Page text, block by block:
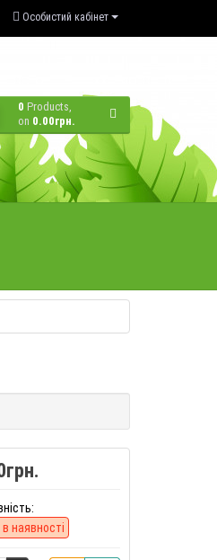
Особистий кабінет
0 Products,
on 0.00грн.
наявності